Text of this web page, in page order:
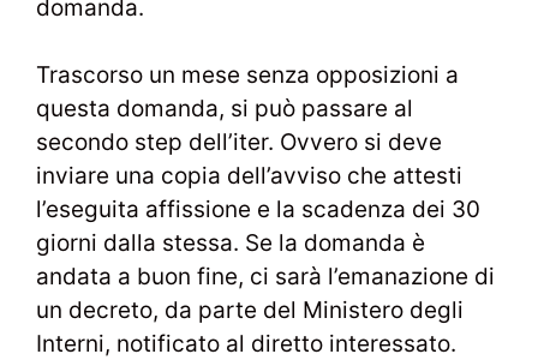
domanda.
Trascorso un mese senza opposizioni a
questa domanda, si può passare al
secondo step dell’iter. Ovvero si deve
inviare una copia dell’avviso che attesti
l’eseguita affissione e la scadenza dei 30
giorni dalla stessa. Se la domanda è
andata a buon fine, ci sarà l’emanazione di
un decreto, da parte del Ministero degli
Interni, notificato al diretto interessato.